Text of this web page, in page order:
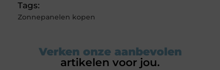
Tags:
Zonnepanelen kopen
Verken onze aanbevolen
artikelen voor jou.